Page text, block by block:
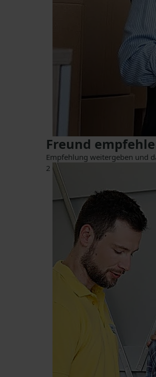
Freund
Empfehlung weitergeben und
2